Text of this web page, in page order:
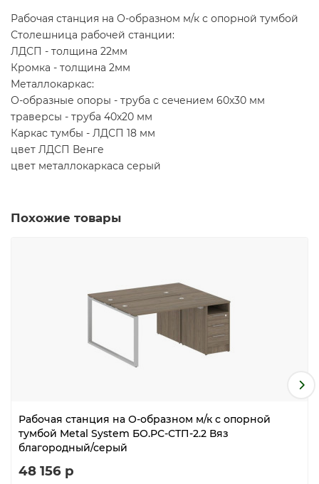
Рабочая станция на О-образном м/к с опорной тумбой
Столешница рабочей станции:
ЛДСП - толщина 22мм
Кромка - толщина 2мм
Металлокаркас:
О-образные опоры - труба с сечением 60х30 мм
траверсы - труба 40х20 мм
Каркас тумбы - ЛДСП 18 мм
цвет ЛДСП Венге
цвет металлокаркаса серый
Похожие товары
Рабочая станция на О-образном м/к с опорной
тумбой Metal System БО.РС-СТП-2.2 Вяз
благородный/серый
48 156 р